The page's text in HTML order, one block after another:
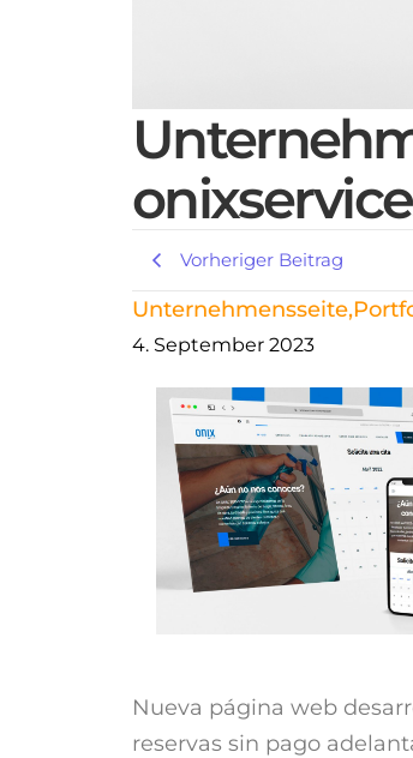
Vorheriger Beitrag
Unternehmensseite,
4. September 2023
Nueva página web
reservas sin pago